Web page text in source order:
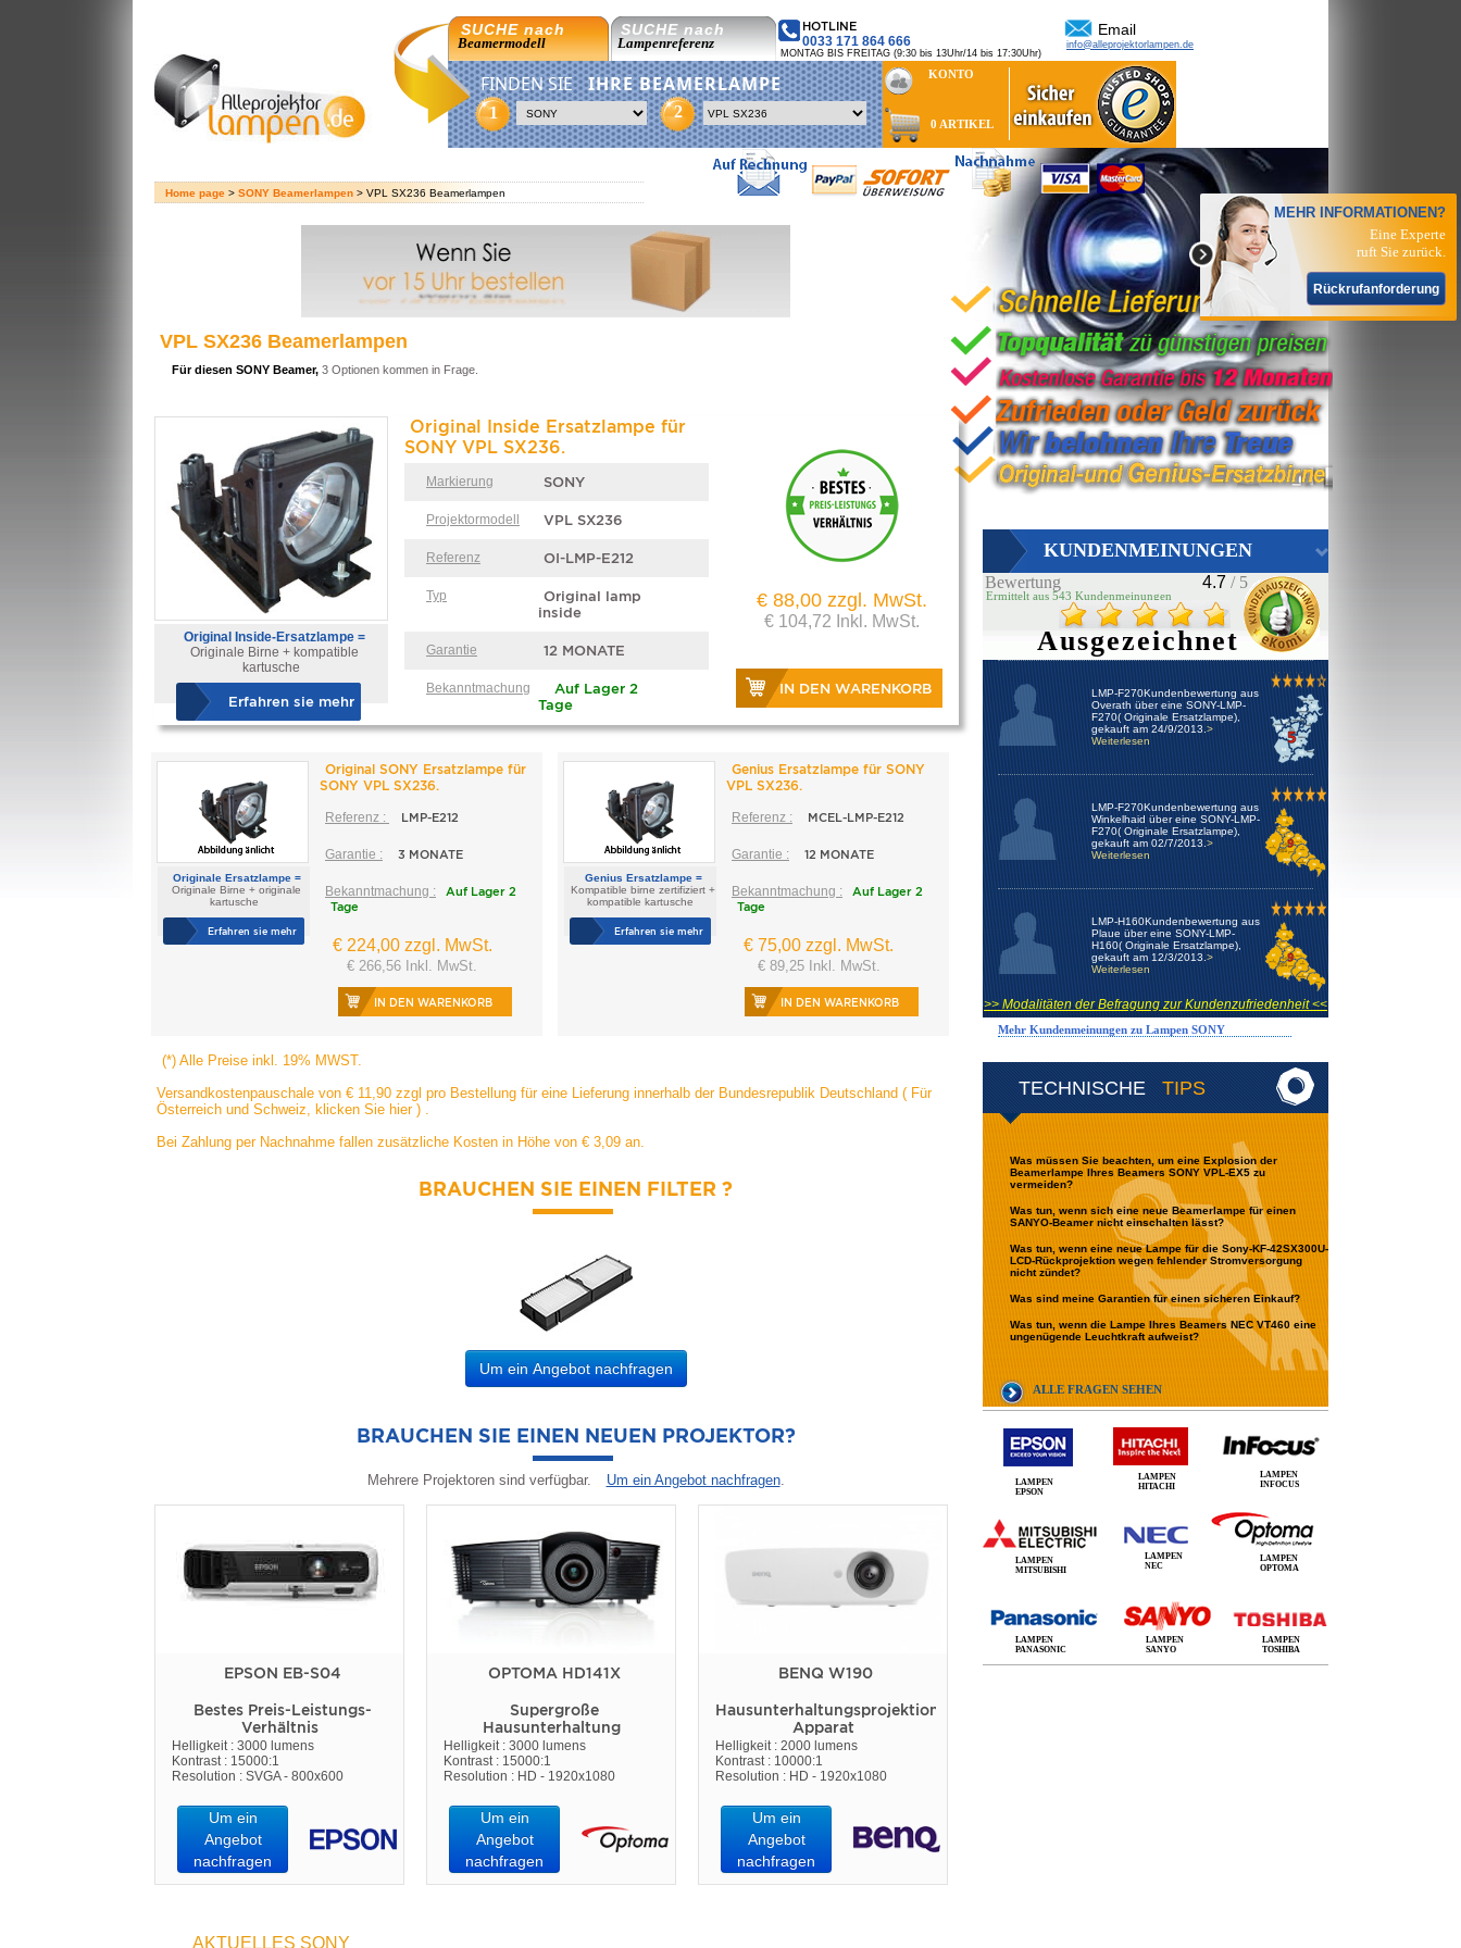
SUCHE nach
Beamermodell
SUCHE nach
Lampenreferenz
FINDEN SIE IHRE BEAMERLAMPE
1 2
HOTLINE
0033 171 864 666
MONTAG BIS FREITAG (9:30 bis 13Uhr/14 bis 17:30Uhr)
Email
info@alleprojektorlampen.de
KONTO
0 ARTIKEL
Home page > SONY Beamerlampen > VPL SX236 Beamerlampen
TECHNISCHE TIPS
MEHR INFORMATIONEN?
Eine Experte
ruft Sie zurück.
Rückrufanforderung
Was müssen Sie beachten, um eine Explosion der
Beamerlampe Ihres Beamers SONY VPL-EX5 zu
vermeiden?
Was tun, wenn sich eine neue Beamerlampe für einen
SANYO-Beamer nicht einschalten lässt?
Was tun, wenn eine neue Lampe für die Sony-KF-42SX300U-
LCD-Rückprojektion wegen fehlender Stromversorgung
nicht zündet?
Was sind meine Garantien für einen sicheren Einkauf?
Was tun, wenn die Lampe Ihres Beamers NEC VT460 eine
ungenügende Leuchtkraft aufweist?
ALLE FRAGEN SEHEN
KUNDENMEINUNGEN
Bewertung 4.7 / 5
Ermittelt aus 543 Kundenmeinungen
Ausgezeichnet
LMP-F270Kundenbewertung aus
Overath über eine SONY-LMP-
F270( Originale Ersatzlampe),
gekauft am 24/9/2013. >
Weiterlesen
LMP-F270Kundenbewertung aus
Winkelhaid über eine SONY-LMP-
F270( Originale Ersatzlampe),
gekauft am 02/7/2013. >
Weiterlesen
LMP-H160Kundenbewertung aus
Plaue über eine SONY-LMP-
H160( Originale Ersatzlampe),
gekauft am 12/3/2013. >
Weiterlesen
>> Modalitäten der Befragung zur Kundenzufriedenheit <<
Mehr Kundenmeinungen zu Lampen SONY
LAMPEN
EPSON
LAMPEN
HITACHI
LAMPEN
INFOCUS
LAMPEN
MITSUBISHI
LAMPEN
NEC
LAMPEN
OPTOMA
LAMPEN
PANASONIC
LAMPEN
SANYO
LAMPEN
TOSHIBA
VPL SX236 Beamerlampen
Für diesen SONY Beamer, 3 Optionen kommen in Frage.
Original Inside-Ersatzlampe =
Originale Birne + kompatible
kartusche
Erfahren sie mehr
Original Inside Ersatzlampe für
SONY VPL SX236.
Markierung SONY
Projektormodell VPL SX236
Referenz OI-LMP-E212
Typ
Original lamp
inside
Garantie 12 MONATE
Bekanntmachung
Auf Lager 2
Tage
€ 88,00 zzgl. MwSt.
€ 104,72 Inkl. MwSt.
IN DEN WARENKORB
Originale Ersatzlampe =
Originale Birne + originale
kartusche
Erfahren sie mehr
Original SONY Ersatzlampe für
SONY VPL SX236.
Referenz : LMP-E212
Garantie : 3 MONATE
Bekanntmachung :
Auf Lager 2
Tage
€ 224,00 zzgl. MwSt.
€ 266,56 Inkl. MwSt.
IN DEN WARENKORB
Genius Ersatzlampe =
Kompatible birne zertifiziert +
kompatible kartusche
Erfahren sie mehr
Genius Ersatzlampe für SONY
VPL SX236.
Referenz : MCEL-LMP-E212
Garantie : 12 MONATE
Bekanntmachung :
Auf Lager 2
Tage
€ 75,00 zzgl. MwSt.
€ 89,25 Inkl. MwSt.
IN DEN WARENKORB
(*) Alle Preise inkl. 19% MWST.
Versandkostenpauschale von € 11,90 zzgl pro Bestellung für eine Lieferung innerhalb der Bundesrepublik Deutschland ( Für
Österreich und Schweiz, klicken Sie hier ) .
Bei Zahlung per Nachnahme fallen zusätzliche Kosten in Höhe von € 3,09 an.
BRAUCHEN SIE EINEN FILTER ?
Um ein Angebot nachfragen
BRAUCHEN SIE EINEN NEUEN PROJEKTOR?
Mehrere Projektoren sind verfügbar. Um ein Angebot nachfragen.
EPSON EB-S04
Bestes Preis-Leistungs-
Verhältnis
Helligkeit : 3000 lumens
Kontrast : 15000:1
Resolution : SVGA - 800x600
Um ein
Angebot
nachfragen
OPTOMA HD141X
Supergroße
Hausunterhaltung
Helligkeit : 3000 lumens
Kontrast : 15000:1
Resolution : HD - 1920x1080
Um ein
Angebot
nachfragen
BENQ W190
Hausunterhaltungsprojektions
Apparat
Helligkeit : 2000 lumens
Kontrast : 10000:1
Resolution : HD - 1920x1080
Um ein
Angebot
nachfragen
AKTUELLES SONY